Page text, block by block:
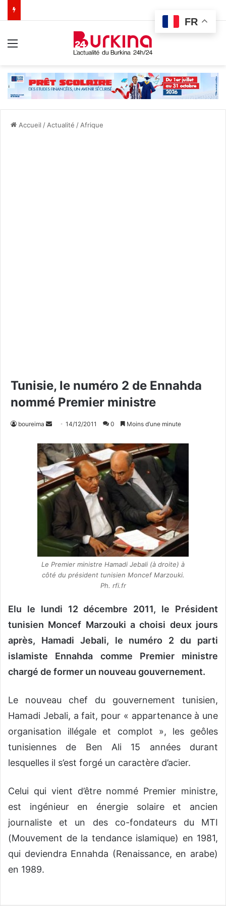
Accueil / Actualité / Afrique
Tunisie, le numéro 2 de Ennahda
nommé Premier ministre
boureima
v
o
y
e
r
n
c
o
u
e
14/12/2011 0 Moins d’une minute
Le Premier ministre Hamadi Jebali (à droite) à
côté du président tunisien Moncef Marzouki.
Ph. rfi.fr
Elu le lundi 12 décembre 2011, le Président
tunisien Moncef Marzouki a choisi deux jours
après, Hamadi Jebali, le numéro 2 du parti
islamiste Ennahda comme Premier ministre
chargé de former un nouveau gouvernement.
Le nouveau chef du gouvernement tunisien,
Hamadi Jebali, a fait, pour « appartenance à une
organisation illégale et complot », les geôles
tunisiennes de Ben Ali 15 années durant
lesquelles il s’est forgé un caractère d’acier.
Celui qui vient d’être nommé Premier ministre,
est ingénieur en énergie solaire et ancien
journaliste et un des co-fondateurs du MTI
(Mouvement de la tendance islamique) en 1981,
qui deviendra Ennahda (Renaissance, en arabe)
en 1989.
FR